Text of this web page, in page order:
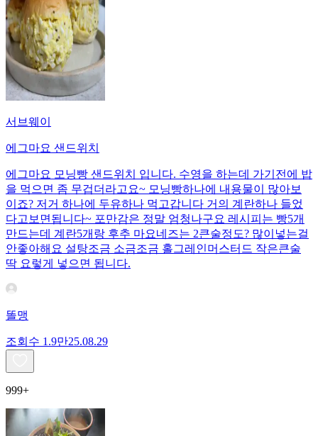
서브웨이
에그마요 샌드위치
에그마요 모닝빵 샌드위치 입니다. 수영을 하는데 가기전에 밥
을 먹으면 좀 무겁더라고요~ 모닝빵하나에 내용물이 많아보
이죠? 저거 하나에 두유하나 먹고갑니다 거의 계란하나 들었
다고보면됩니다~ 포만감은 정말 엄청나구요 레시피는 빵5개
만드는데 계란5개랑 후추 마요네즈는 2큰술정도? 많이넣는걸
안좋아해요 설탕조금 소금조금 홀그레인머스터드 작은큰술
딱 요렇게 넣으면 됩니다.
똘맹
조회수 1.9만25.08.29
999+